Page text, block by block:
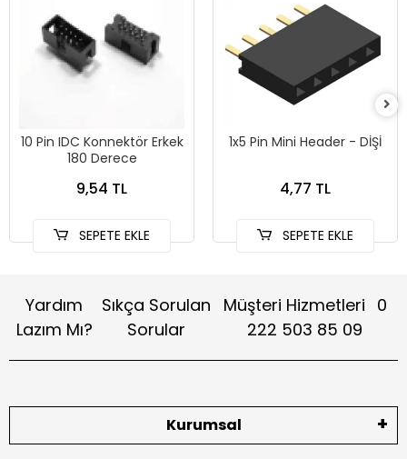
10 Pin IDC Konnektör Erkek
180 Derece
9,54 TL
SEPETE EKLE
1x5 Pin Mini Header - DİŞİ
4,77 TL
SEPETE EKLE
Yardım
Lazım Mı?
Sıkça Sorulan
Sorular
Müşteri Hizmetleri 0
222 503 85 09
Kurumsal